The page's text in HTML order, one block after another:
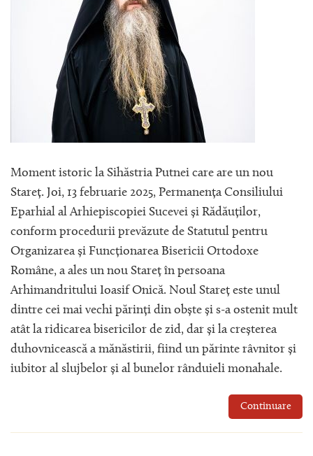
Moment istoric la Sihăstria Putnei care are un nou
Stareț. Joi, 13 februarie 2025, Permanența Consiliului
Eparhial al Arhiepiscopiei Sucevei și Rădăuților,
conform procedurii prevăzute de Statutul pentru
Organizarea și Funcționarea Bisericii Ortodoxe
Române, a ales un nou Stareț în persoana
Arhimandritului Ioasif Onică. Noul Stareț este unul
dintre cei mai vechi părinți din obște și s-a ostenit mult
atât la ridicarea bisericilor de zid, dar și la creșterea
duhovnicească a mănăstirii, fiind un părinte râvnitor și
iubitor al slujbelor și al bunelor rânduieli monahale.
Continuare